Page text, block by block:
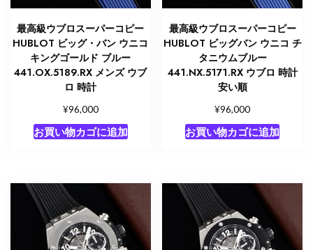
最高級ウブロスーパーコピー
HUBLOT ビッグ・バン ウニコ
キングゴールド ブルー
441.OX.5189.RX メンズ ウブ
ロ 時計
¥96,000
お買い物カゴに追加
最高級ウブロスーパーコピー
HUBLOT ビッグバン ウニコ チ
タニウムブルー
441.NX.5171.RX ウブロ 時計
安い順
¥96,000
お買い物カゴに追加